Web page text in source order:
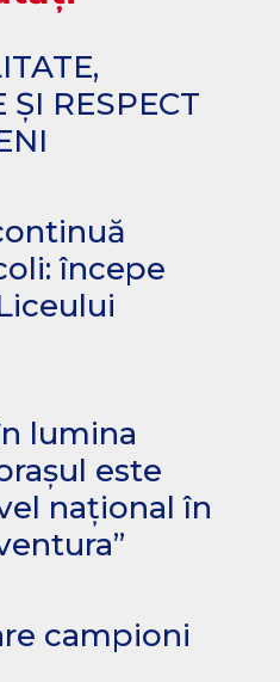
RESPECT
începe
lumina
este
național în
campioni